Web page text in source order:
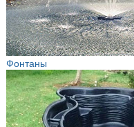
Фонтаны